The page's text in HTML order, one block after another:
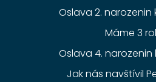
Oslava 2.
Máme 3
Oslava 4.
Jak nás navštívil